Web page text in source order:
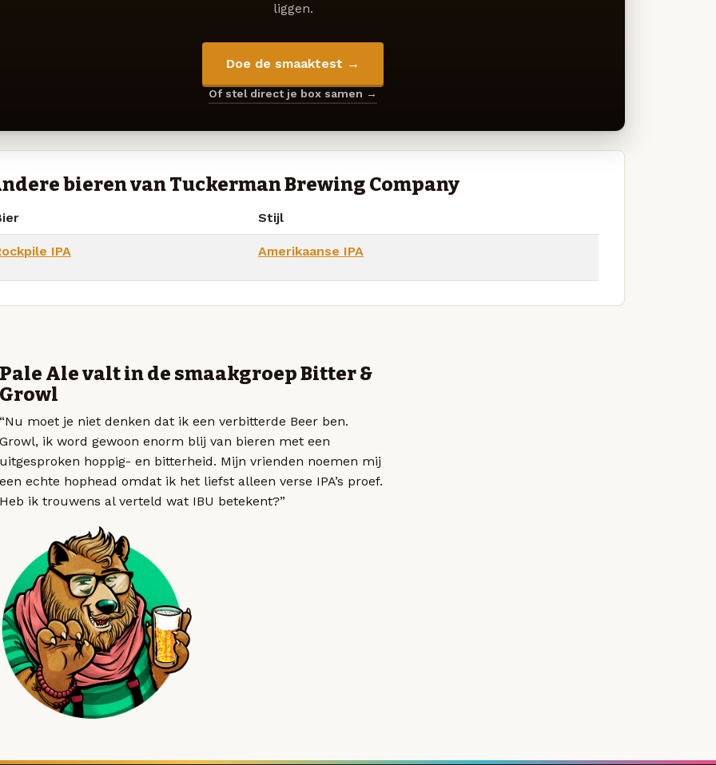
liggen.
Doe de smaaktest →
Of stel direct je box samen →
bieren van Tuckerman Brewing Company
Stijl
IPA Amerikaanse IPA
Pale Ale valt in de smaakgroep Bitter &
Growl
“Nu moet je niet denken dat ik een verbitterde Beer ben.
Growl, ik word gewoon enorm blij van bieren met een
uitgesproken hoppig- en bitterheid. Mijn vrienden noemen mij
een echte hophead omdat ik het liefst alleen verse IPA’s proef.
Heb ik trouwens al verteld wat IBU betekent?”